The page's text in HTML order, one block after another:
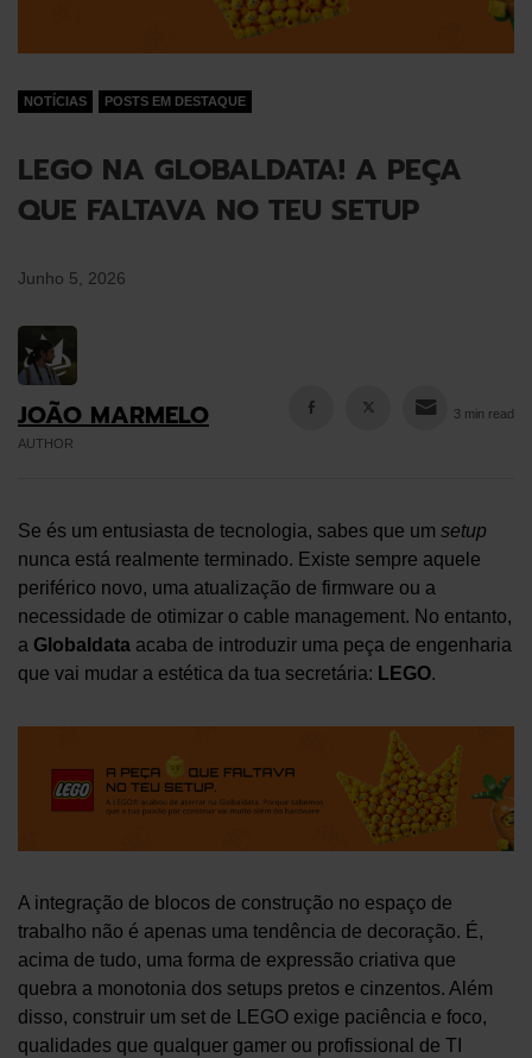
NOTÍCIAS POSTS EM DESTAQUE
LEGO NA GLOBALDATA! A PEÇA
QUE FALTAVA NO TEU SETUP
Junho 5, 2026
JOÃO MARMELO
AUTHOR
3 min read
Se és um entusiasta de tecnologia, sabes que um setup
nunca está realmente terminado. Existe sempre aquele
periférico novo, uma atualização de firmware ou a
necessidade de otimizar o cable management. No entanto,
a Globaldata acaba de introduzir uma peça de engenharia
que vai mudar a estética da tua secretária: LEGO.
A integração de blocos de construção no espaço de
trabalho não é apenas uma tendência de decoração. É,
acima de tudo, uma forma de expressão criativa que
quebra a monotonia dos setups pretos e cinzentos. Além
disso, construir um set de LEGO exige paciência e foco,
qualidades que qualquer gamer ou profissional de TI